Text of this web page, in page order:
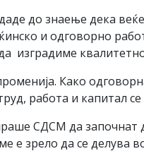
даде до знаење дека
и одговорно
изградиме
Како
работа и капитал
СДСМ да започнат
е зрело да се делува